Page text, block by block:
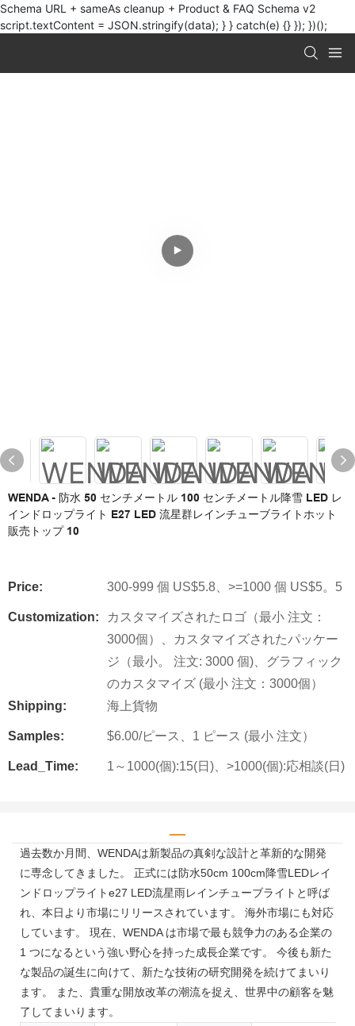
Schema URL + sameAs cleanup + Product & FAQ Schema v2
script.textContent = JSON.stringify(data); } } catch(e) {} }); })();
WENDA - 防水 50 センチメートル 100 センチメートル降雪 LED レ
インドロップライト E27 LED 流星群レインチューブライトホット
販売トップ 10
Price: 300-999 個 US$5.8、>=1000 個 US$5。5
Customization:
カスタマイズされたロゴ（最小 注文：
3000個）、カスタマイズされたパッケー
ジ（最小。 注文: 3000 個)、グラフィック
のカスタマイズ (最小 注文：3000個）
Shipping:
海上貨物
Samples: $6.00/ピース、1 ピース (最小 注文）
Lead_Time: 1～1000(個):15(日)、>1000(個):応相談(日)
過去数か月間、WENDAは新製品の真剣な設計と革新的な開発
に専念してきました。 正式には防水50cm 100cm降雪LEDレイ
ンドロップライトe27 LED流星雨レインチューブライトと呼ば
れ、本日より市場にリリースされています。 海外市場にも対応
しています。 現在、WENDA は市場で最も競争力のある企業の
1 つになるという強い野心を持った成長企業です。 今後も新た
な製品の誕生に向けて、新たな技術の研究開発を続けてまいり
ます。 また、貴重な開放改革の潮流を捉え、世界中の顧客を魅
了してまいります。